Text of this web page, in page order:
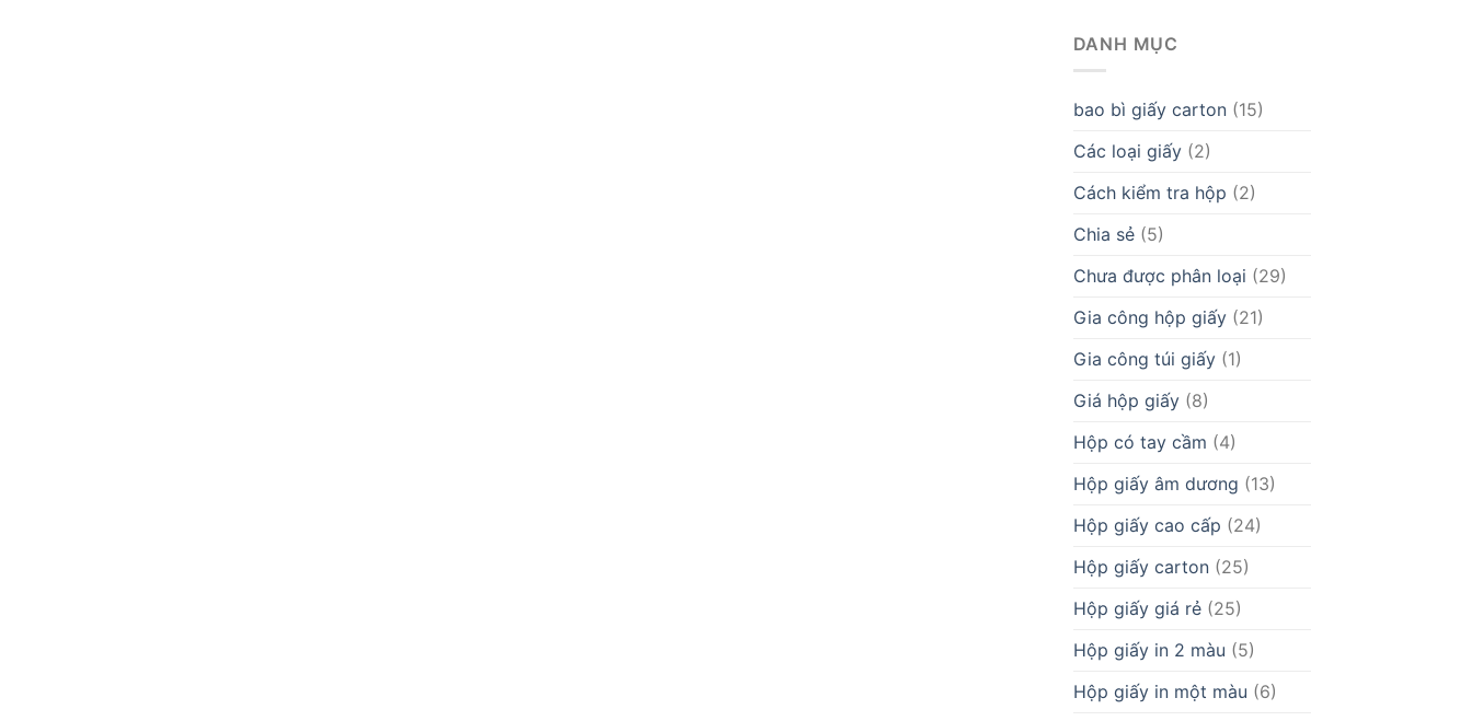
DANH MỤC
bao bì giấy carton(15)
Các loại giấy(2)
Cách kiểm tra hộp (2)
Chia sẻ(5)
Chưa được phân loại (29)
Gia công hộp giấy(21)
Gia công túi giấy(1)
Giá hộp giấy(8)
Hộp có tay cầm (4)
Hộp giấy âm dương (13)
Hộp giấy cao cấp (24)
Hộp giấy carton(25)
Hộp giấy giá rẻ(25)
Hộp giấy in 2 màu (5)
Hộp giấy in một màu (6)